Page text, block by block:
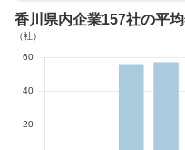
香川県内企業157社の平